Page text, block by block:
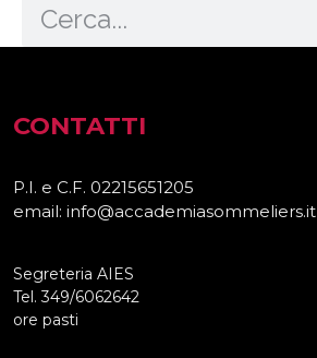
CONTATTI
P.I. e C.F. 02215651205
email: info@accademiasommeliers.it
Segreteria AIES
Tel. 349/6062642
ore pasti